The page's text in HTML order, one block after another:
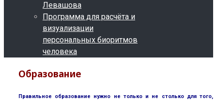
Левашова
Программа для расчёта и
визуализации
персональных биоритмов
человека
Образование
Правильное образование нужно не только и не столько для того,